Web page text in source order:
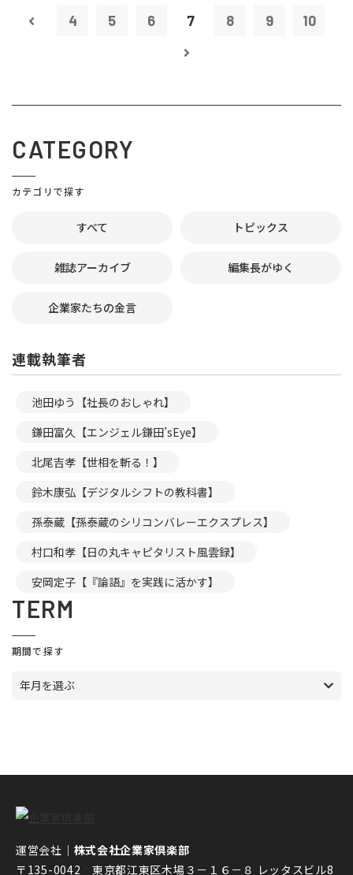
4 5 6 7 8 9 10
CATEGORY
カテゴリで探す
すべて トピックス
雑誌アーカイブ 編集長がゆく
企業家たちの金言
連載執筆者
池田ゆう【社長のおしゃれ】
鎌田富久【エンジェル鎌田’sEye】
北尾吉孝【世相を斬る！】
鈴木康弘【デジタルシフトの教科書】
孫泰蔵【孫泰蔵のシリコンバレーエクスプレス】
村口和孝【日の丸キャピタリスト風雲録】
安岡定子【『論語』を実践に活かす】
TERM
期間で探す
年月を選ぶ
運営会社｜ 株式会社企業家倶楽部
〒135-0042 東京都江東区木場３－１６－８ レッタスビル8